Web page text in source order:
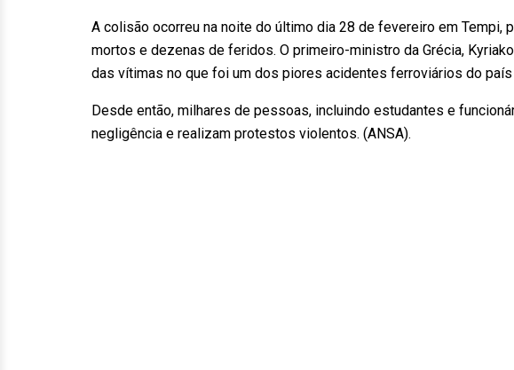
A colisão ocorreu na noite do último dia 28 de fevereiro em Tempi,
mortos e dezenas de feridos. O primeiro-ministro da Grécia,
das vítimas no que foi um dos piores acidentes ferroviários do
Desde então, milhares de pessoas, incluindo estudantes e
negligência e realizam protestos violentos. (ANSA).